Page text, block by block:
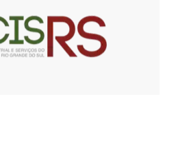
Français DeutschItaliano